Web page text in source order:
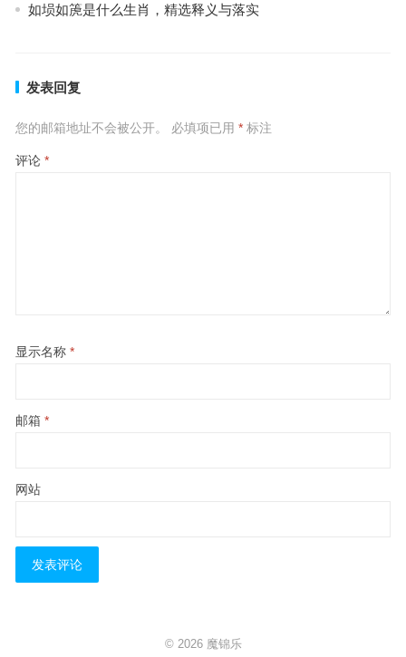
如埙如箎是什么生肖，精选释义与落实
发表回复
您的邮箱地址不会被公开。 必填项已用 *标注
评论 *
显示名称 *
邮箱 *
网站
© 2026 魔锦乐